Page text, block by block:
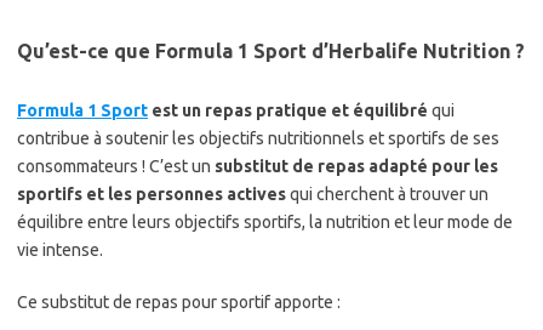
Qu’est-ce que Formula 1 Sport d’Herbalife Nutrition ?
Formula 1 Sport est un repas pratique et équilibré qui
contribue à soutenir les objectifs nutritionnels et sportifs de ses
consommateurs ! C’est un substitut de repas adapté pour les
sportifs et les personnes activesqui cherchent à trouver un
équilibre entre leurs objectifs sportifs, la nutrition et leur mode de
vie intense.
Ce substitut de repas pour sportif apporte :